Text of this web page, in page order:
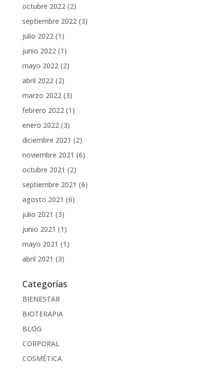
octubre 2022(2)
septiembre 2022(3)
julio 2022(1)
junio 2022(1)
mayo 2022(2)
abril 2022(2)
marzo 2022(3)
febrero 2022(1)
enero 2022(3)
diciembre 2021 (2)
noviembre 2021 (6)
octubre 2021 (2)
septiembre 2021 (6)
agosto 2021 (6)
julio 2021 (3)
junio 2021 (1)
mayo 2021 (1)
abril 2021 (3)
Categorías
BIENESTAR
BIOTERAPIA
BLOG
CORPORAL
COSMÉTICA